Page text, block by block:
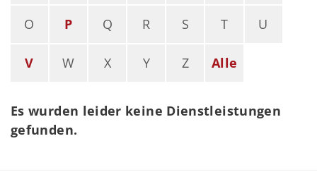
O P Q R S T U
V W X Y Z Alle
Es wurden leider keine Dienstleistungen
gefunden.